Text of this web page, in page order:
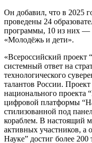
Он добавил, что в 2025
проведены 24
программы, 10 из них —
«Молодёжь и дети».
«Всероссийский проект
системный ответ на
технологического
талантов России.
национального проекта
цифровой платформы
стилизованной под
кораблем. В настоящий
активных участников, а
Науке” достиг более